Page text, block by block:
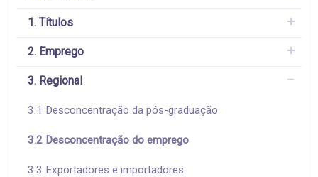
1. Títulos
2. Emprego
3. Regional
3.1 Desconcentração da pós-graduação
3.2 Desconcentração do emprego
3.3 Exportadores e importadores